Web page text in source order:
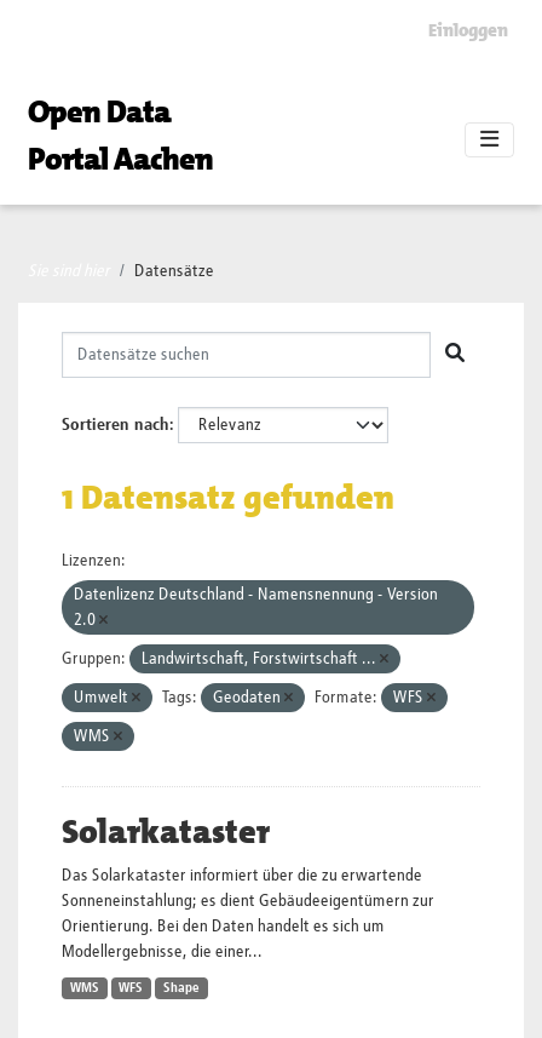
Einloggen
Open Data
Portal Aachen
Datensätze
Sortieren nach
1 Datensatz gefunden
Lizenzen:
Datenlizenz Deutschland - Namensnennung - Version
2.0
Gruppen: Landwirtschaft, Forstwirtschaft ...
Umwelt Tags: Geodaten Formate: WFS
WMS
Solarkataster
Das Solarkataster informiert über die zu erwartende
Sonneneinstahlung; es dient Gebäudeeigentümern zur
Orientierung. Bei den Daten handelt es sich um
Modellergebnisse, die einer...
WMS WFS Shape